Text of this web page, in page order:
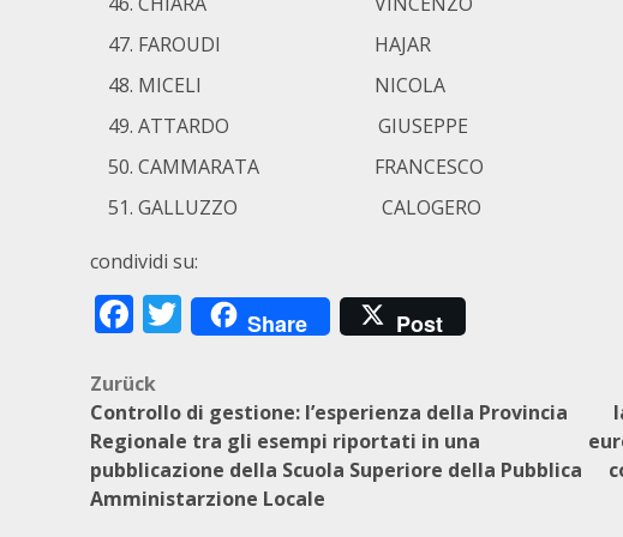
FAROUDI HAJAR
MICELI NICOLA
ATTARDO GIUSEPPE
CAMMARATA FRANCESCO
GALLUZZO CALOGERO
condividi su:
Facebook
Twitter
Share Post
Beitragsnavigation
Zurück
Controllo di gestione: l’esperienza della Provincia
Regionale tra gli esempi riportati in una
pubblicazione della Scuola Superiore della Pubblica
Amministarzione Locale